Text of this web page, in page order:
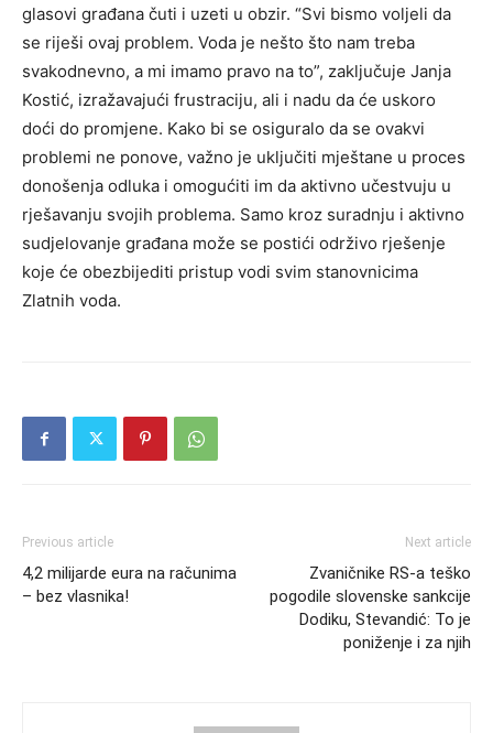
glasovi građana čuti i uzeti u obzir. “Svi bismo voljeli da
se riješi ovaj problem. Voda je nešto što nam treba
svakodnevno, a mi imamo pravo na to”, zaključuje Janja
Kostić, izražavajući frustraciju, ali i nadu da će uskoro
doći do promjene. Kako bi se osiguralo da se ovakvi
problemi ne ponove, važno je uključiti mještane u proces
donošenja odluka i omogućiti im da aktivno učestvuju u
rješavanju svojih problema. Samo kroz suradnju i aktivno
sudjelovanje građana može se postići održivo rješenje
koje će obezbijediti pristup vodi svim stanovnicima
Zlatnih voda.
Previous article
4,2 milijarde eura na računima
– bez vlasnika!
Next article
Zvaničnike RS-a teško
pogodile slovenske sankcije
Dodiku, Stevandić: To je
poniženje i za njih